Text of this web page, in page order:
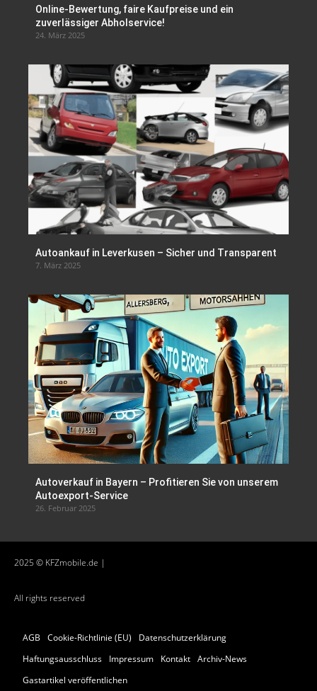
Online-Bewertung, faire Kaufpreise und ein
zuverlässiger Abholservice!
24. März 2025
Autoankauf in Leverkusen – Sicher und Transparent
7. März 2025
Autoverkauf in Bayern – Profitieren Sie von unserem
Autoexport-Service
26. Februar 2025
2025 © KFZmobile.de |
All rights reserved
AGB Cookie-Richtlinie (EU)
Datenschutzerklärung
Haftungsausschluss
Impressum Kontakt Archiv-News
Gastartikel veröffentlichen